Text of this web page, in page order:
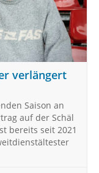
verlängert
Saison an
auf der Schäl
bereits seit 2021